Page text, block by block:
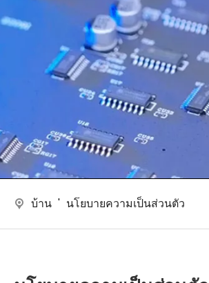
บ้าน ' นโยบายความเป็นส่วนตัว